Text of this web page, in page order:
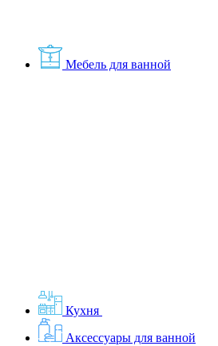
Мебель для ванной
Кухня
Аксессуары для ванной